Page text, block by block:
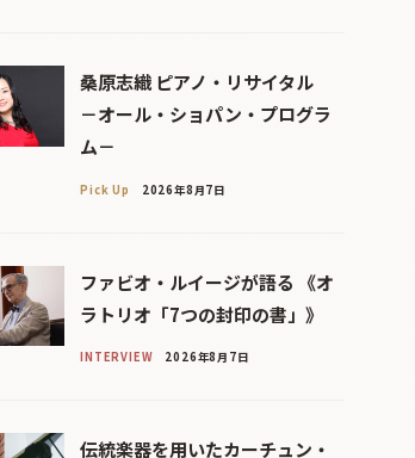
桑原志織 ピアノ・リサイタル
－オール・ショパン・プログラ
ム－
Pick Up 2026年8月7日
ファビオ・ルイージが語る 《オ
ラトリオ「7つの封印の書」》
INTERVIEW 2026年8月7日
伝統楽器を用いたカーチュン・